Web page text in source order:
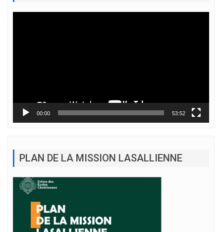
00:00 53:52
PLAN DE LA MISSION LASALLIENNE